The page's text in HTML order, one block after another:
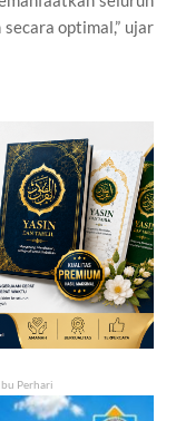
optimal,” ujar
Perhari